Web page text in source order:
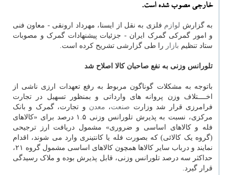
خارجی مصوب شده است.
به گزارش لوازم فلزی به نقل از ایسنا، مهرداد ارونقی - معاون فنی
و امور گمرکی گمرک ایران - جزئیات پیشنهادات گمرک و مصوبات
ستاد تنظیم بازار را طی گزارشی تشریح کرده است.
تلورانس وزنی به نفع صاحبان کالا اصلاح شد
باتوجه به مشکلات گوناگون مربوط به رفع تعهدات ارزی ناشی از
اخــــتلاف وزن پروانه های وارداتی و بمنظور تسهیل در تجارت
فرامرزی قرار شد وزارت صنعت، معدن و تجارت، گمرک و بانک
مرکزی، نسبت به پذیرش تلورانس وزنی ۱.۵ درصد برای «کالاهای
فله و کالاهای اساسی و ضروری» مشمول دریافت ارز ترجیحی
(گروه یک کالائی) که بصورت فله یا کانتینری وارد می شوند، اقدام
نمایند و درباب سایر کالاها همچون کالاهای اساسی مشمول گروه ۲۱،
حداکثر سه درصد تلورانس وزنی، قابل پذیرش بوده و ملاک رسیدگی
قرار گیرد.